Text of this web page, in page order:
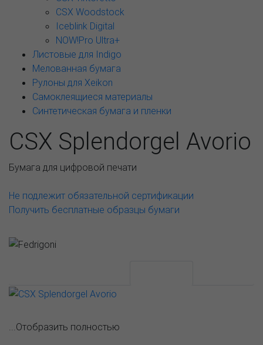
CSX Woodstock
Iceblink Digital
NOW!Pro Ultra+
Листовые для Indigo
Мелованная бумага
Рулоны для Xeikon
Самоклеящиеся материалы
Синтетическая бумага и пленки
CSX Splendorgel Avorio
Бумага для цифровой печати
Не подлежит обязательной сертификации
Получить бесплатные образцы бумаги
...Отобразить полностью